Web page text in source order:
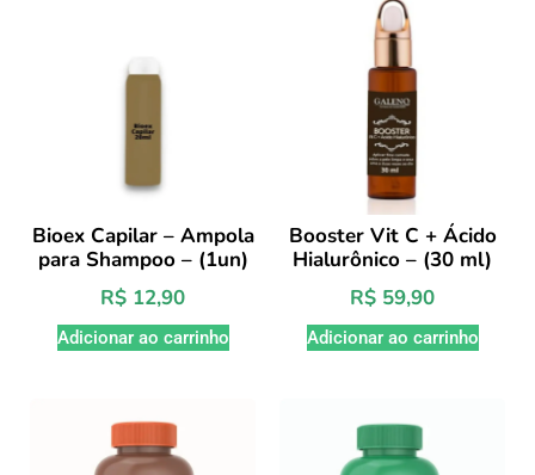
Bioex Capilar – Ampola
para Shampoo – (1un)
R$ 12,90
Adicionar ao carrinho
Booster Vit C + Ácido
Hialurônico – (30 ml)
R$ 59,90
Adicionar ao carrinho